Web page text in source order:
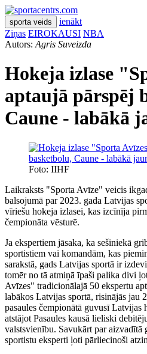
sporta veids
ienākt
Ziņas EIROKAUSI NBA
Autors: Agris Suveizda
Hokeja izlase
aptaujā pārspēj
Caune - labākā
Foto: IIHF
Laikraksts "Sporta Avīze" veicis
balsojumā par 2023. gada Latvijas
vīriešu hokeja izlasei, kas izcīnīja
čempionāta vēsturē.
Ja ekspertiem jāsaka, ka sešiniekā
sportistiem vai komandām, kas
sarakstā, gads Latvijas sportā ir
tomēr no tā atmiņā īpaši palika divi
Avīzes" tradicionālajā 50 ekspertu
labākos Latvijas sportā, risinājās jau
pasaules čempionātā guvusī Latvijas
atstājot Pasaules kausā lieliski
valstsvienību. Savukārt par aizvadītā
sportistu eksperti ļoti pārliecinoši